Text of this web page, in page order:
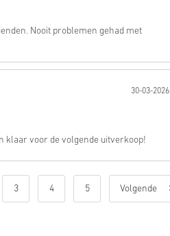
Nooit problemen gehad met
30-03-2026
klaar voor de volgende uitverkoop!
3 4 5 Volgende